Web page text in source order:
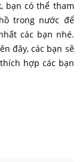
bạn có thể tham
trong nước để
các bạn nhé.
đây, các bạn sẽ
hợp các bạn